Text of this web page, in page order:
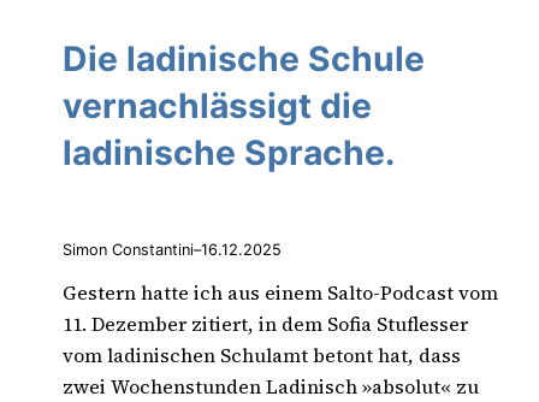
Die ladinische Schule
vernachlässigt die
ladinische Sprache.
Simon Constantini–16.12.2025
Gestern hatte ich aus einem Salto-Podcast vom
11. Dezember zitiert, in dem Sofia Stuflesser
vom ladinischen Schulamt betont hat, dass
zwei Wochenstunden Ladinisch »absolut« zu